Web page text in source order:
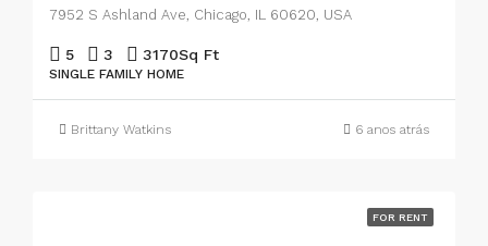
7952 S Ashland Ave, Chicago, IL 60620, USA
5 3 3170Sq Ft
SINGLE FAMILY HOME
Brittany Watkins 6 anos atrás
FOR RENT